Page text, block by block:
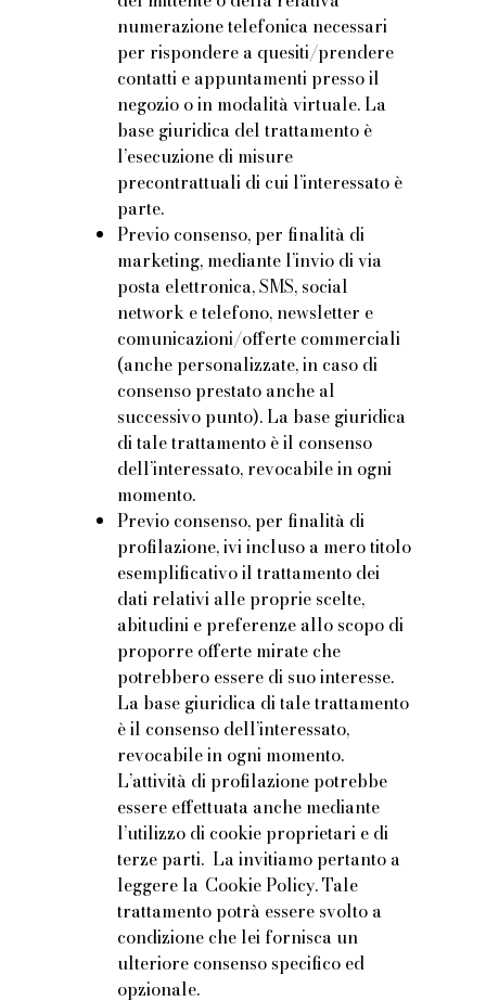
numerazione telefonica necessari
per rispondere a quesiti/prendere
contatti e appuntamenti presso il
negozio o in modalità virtuale. La
base giuridica del trattamento è
l’esecuzione di misure
precontrattuali di cui l’interessato è
parte.
Previo consenso, per finalità di
marketing, mediante l’invio di via
posta elettronica, SMS, social
network e telefono, newsletter e
comunicazioni/offerte commerciali
(anche personalizzate, in caso di
consenso prestato anche al
successivo punto). La base giuridica
di tale trattamento è il consenso
dell’interessato, revocabile in ogni
momento.
Previo consenso, per finalità di
profilazione, ivi incluso a mero titolo
esemplificativo il trattamento dei
dati relativi alle proprie scelte,
abitudini e preferenze allo scopo di
proporre offerte mirate che
potrebbero essere di suo interesse.
La base giuridica di tale trattamento
è il consenso dell’interessato,
revocabile in ogni momento.
L’attività di profilazione potrebbe
essere effettuata anche mediante
l’utilizzo di cookie proprietari e di
terze parti. La invitiamo pertanto a
leggere la Cookie Policy. Tale
trattamento potrà essere svolto a
condizione che lei fornisca un
ulteriore consenso specifico ed
opzionale.